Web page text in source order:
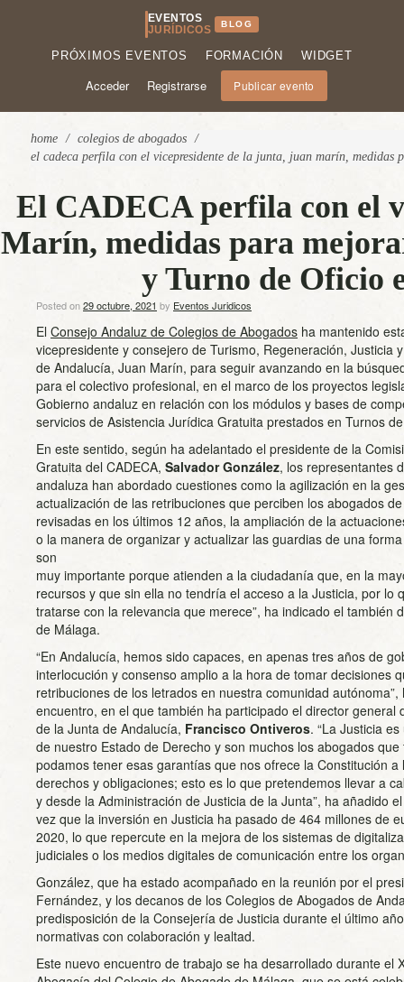
EVENTOS
JURÍDICOS
BLOG
PRÓXIMOS EVENTOS FORMACIÓN WIDGET
Acceder Registrarse Publicar evento
home / colegios de abogados /
el cadeca perfila con el vicepresidente de la junta, juan marín,
El CADECA perfila con el
Marín, medidas para
y Turno de Oficio
Posted on29 octubre, 2021 by Eventos Juridicos
El Consejo Andaluz de Colegios de Abogados ha mantenido
vicepresidente y consejero de Turismo, Regeneración, Justicia
de Andalucía, Juan Marín, para seguir avanzando en la
para el colectivo profesional, en el marco de los proyectos
Gobierno andaluz en relación con los módulos y bases de
servicios de Asistencia Jurídica Gratuita prestados en Turnos
En este sentido, según ha adelantado el presidente de la
Gratuita del CADECA, Salvador González, los representantes
andaluza han abordado cuestiones como la agilización en la
actualización de las retribuciones que perciben los abogados
revisadas en los últimos 12 años, la ampliación de la
o la manera de organizar y actualizar las guardias de una
son
muy importante porque atienden a la ciudadanía que, en la
recursos y que sin ella no tendría el acceso a la Justicia, por lo
tratarse con la relevancia que merece”, ha indicado el también
de Málaga.
“En Andalucía, hemos sido capaces, en apenas tres años de
interlocución y consenso amplio a la hora de tomar decisiones
retribuciones de los letrados en nuestra comunidad
encuentro, en el que también ha participado el director general
de la Junta de Andalucía, Francisco Ontiveros. “La Justicia
de nuestro Estado de Derecho y son muchos los abogados
podamos tener esas garantías que nos ofrece la Constitución
derechos y obligaciones; esto es lo que pretendemos llevar a
y desde la Administración de Justicia de la Junta”, ha añadido
vez que la inversión en Justicia ha pasado de 464 millones de
2020, lo que repercute en la mejora de los sistemas de
judiciales o los medios digitales de comunicación entre los
González, que ha estado acompañado en la reunión por el
Fernández, y los decanos de los Colegios de Abogados de
predisposición de la Consejería de Justicia durante el último
normativas con colaboración y lealtad.
Este nuevo encuentro de trabajo se ha desarrollado durante el